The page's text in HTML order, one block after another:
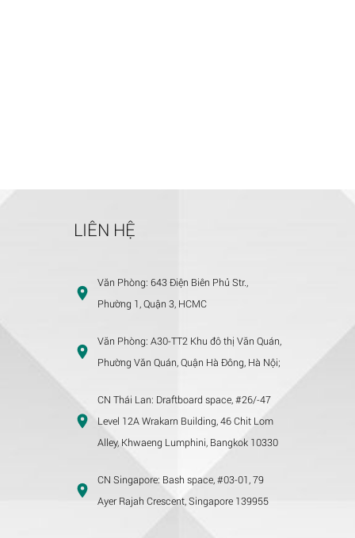
LIÊN HỆ
Văn Phòng: 643 Điện Biên Phủ Str.,
Phường 1, Quận 3, HCMC
Văn Phòng: A30-TT2 Khu đô thị Văn Quán,
Phường Văn Quán, Quận Hà Đông, Hà Nội;
CN Thái Lan: Draftboard space, #26/-47
Level 12A Wrakarn Building, 46 Chit Lom
Alley, Khwaeng Lumphini, Bangkok 10330
CN Singapore: Bash space, #03-01, 79
Ayer Rajah Crescent, Singapore 139955